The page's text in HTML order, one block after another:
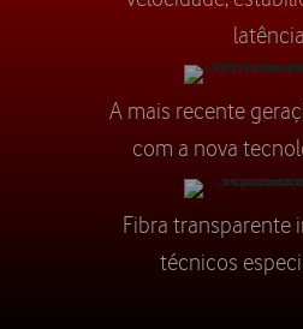
latência
A mais recente
com a nova
Fibra transparente
técnicos